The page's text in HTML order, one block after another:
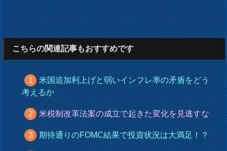
こちらの関連記事もおすすめです
米国追加利上げと弱いインフレ率の矛盾をどう
考えるか
米税制改革法案の成立で起きた変化を見逃すな
期待通りのFOMC結果で投資状況は大満足！？